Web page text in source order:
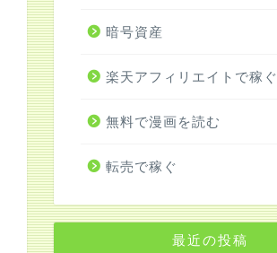
暗号資産
楽天アフィリエイトで稼ぐ
無料で漫画を読む
転売で稼ぐ
最近の投稿